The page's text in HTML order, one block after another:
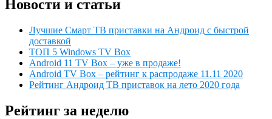
Новости и статьи
Лучшие Смарт ТВ приставки на Андроид с быстрой
доставкой
ТОП 5 Windows TV Box
Android 11 TV Box – уже в продаже!
Android TV Box – рейтинг к распродаже 11.11 2020
Рейтинг Андроид ТВ приставок на лето 2020 года
Рейтинг за неделю